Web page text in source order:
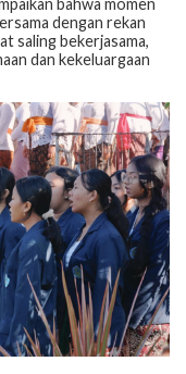
dengan rekan
saling bekerjasama,
dan kekeluargaan